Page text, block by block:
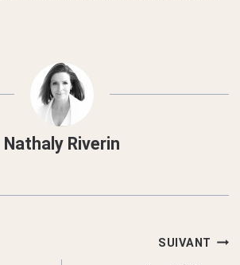
Nathaly Riverin
SUIVANT